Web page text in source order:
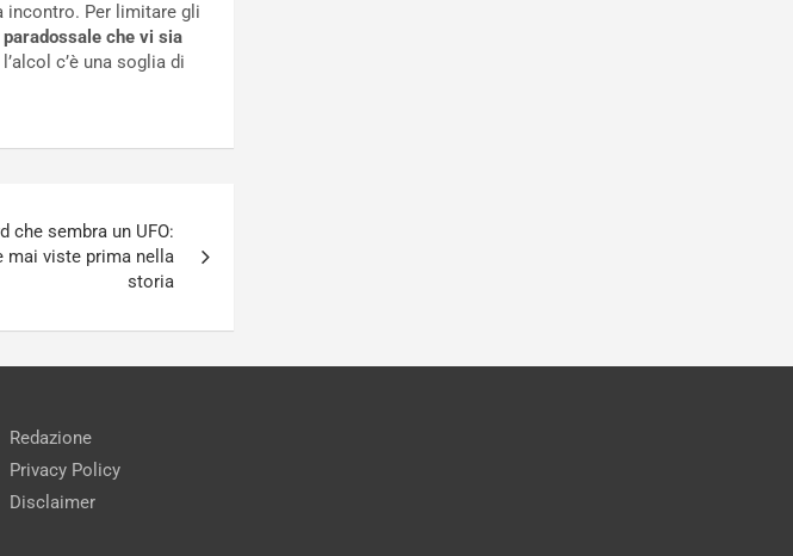
incontro. Per limitare gli
paradossale che vi sia
c’è una soglia di
che sembra un UFO:
mai viste prima nella
storia
Redazione
Privacy Policy
Disclaimer